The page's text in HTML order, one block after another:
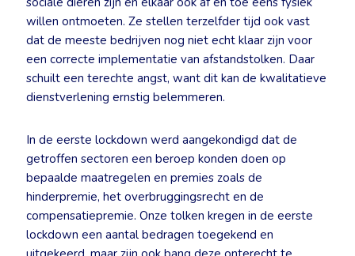
willen ontmoeten. Ze stellen terzelfder tijd ook vast
dat de meeste bedrijven nog niet echt klaar zijn voor
een correcte implementatie van afstandstolken. Daar
schuilt een terechte angst, want dit kan de kwalitatieve
dienstverlening ernstig belemmeren.
In de eerste lockdown werd aangekondigd dat de
getroffen sectoren een beroep konden doen op
bepaalde maatregelen en premies zoals de
hinderpremie, het overbruggingsrecht en de
compensatiepremie. Onze tolken kregen in de eerste
lockdown een aantal bedragen toegekend en